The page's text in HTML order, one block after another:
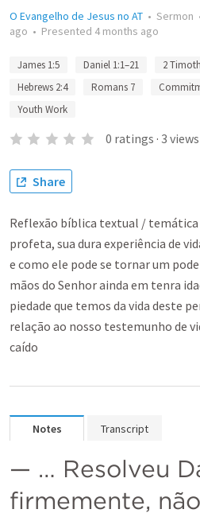
O Evangelho de Jesus no AT • Sermon
ago • Presented 4 months ago
James 1:5 Daniel 1:1–21 2
Hebrews 2:4
Romans 7
Youth Work
0 ratings · 3 views
Share
Reflexão bíblica textual / temática
profeta, sua dura experiência de
e como ele pode se tornar um
mãos do Senhor ainda em tenra
piedade que temos da vida deste
relação ao nosso testemunho de
caído
Notes Transcript
— … Resolveu
firmemente,